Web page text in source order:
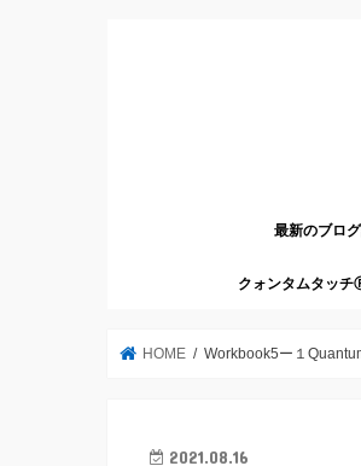
最新のブロ
クォンタムタッ
HOME Workbook5ー１
2021.08.16